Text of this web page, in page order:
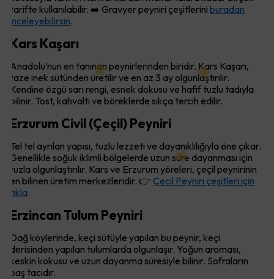
tarifte kullanılabilir. ➡️ Gravyer peyniri çeşitlerini buradan
inceleyebilirsin.
Kars Kaşarı
Anadolu’nun en tanınan peynirlerinden biridir. Kars Kaşarı,
taze inek sütünden üretilir ve en az 3 ay olgunlaştırılır.
Kendine özgü sarı rengi, esnek dokusu ve hafif tuzlu tadıyla
bilinir. Tost, kahvaltı ve böreklerde sıkça tercih edilir.
Erzurum Civil (Çeçil) Peyniri
Tel tel ayrılan yapısı, tuzlu lezzeti ve dayanıklılığıyla öne çıkar.
Genellikle soğuk iklimli bölgelerde uzun süre dayanması için
tuzla olgunlaştırılır. Kars ve Erzurum yöreleri, çeçil peynirinin
en bilinen üretim merkezleridir. 👉 Çeçil Peyniri çeşitleri için
tıkla.
Erzincan Tulum Peyniri
Dağ köylerinde, keçi sütüyle yapılan bu peynir, keçi
derisinden yapılan tulumlarda olgunlaşır. Yoğun aroması,
keskin kokusu ve uzun dayanma süresiyle bilinir. Sofraların
baş tacıdır.